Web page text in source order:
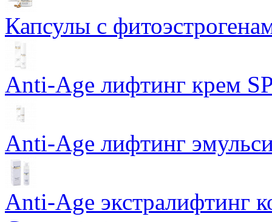
Капсулы с
Anti-Age лифтинг крем
Anti-Age лифтинг
Anti-Age экстралифтинг